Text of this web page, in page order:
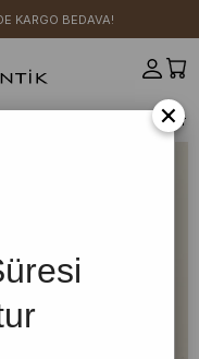
KARGO BEDAVA!
Siyah Pantolon Astar
×